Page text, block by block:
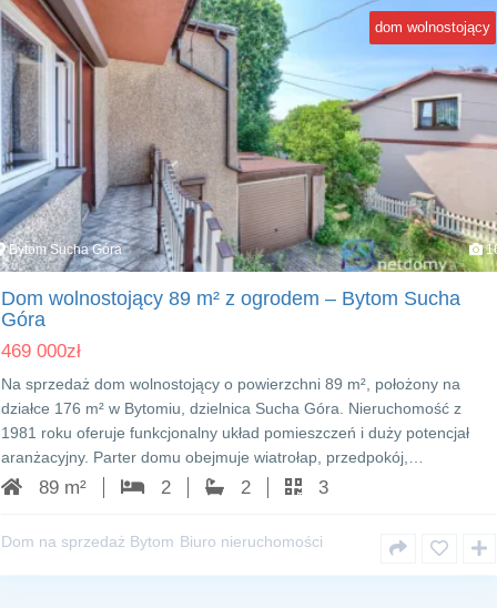
dom wolnostojący
Bytom Sucha Góra
Dom wolnostojący 89 m² z ogrodem – Bytom Sucha
Góra
469 000zł
Na sprzedaż dom wolnostojący o powierzchni 89 m², położony na
działce 176 m² w Bytomiu, dzielnica Sucha Góra. Nieruchomość z
1981 roku oferuje funkcjonalny układ pomieszczeń i duży potencjał
aranżacyjny. Parter domu obejmuje wiatrołap, przedpokój,…
89 m² 2 2 3
Dom na sprzedaż Bytom Biuro nieruchomości